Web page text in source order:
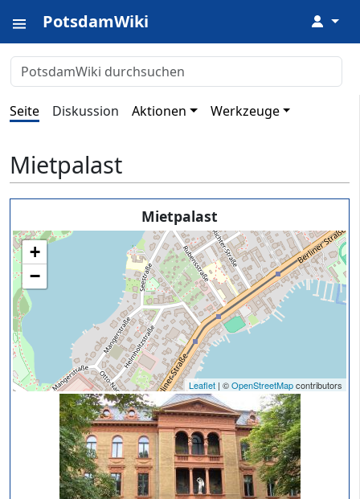
PotsdamWiki ↓
Seite Diskussion Aktionen Werkzeuge
Mietpalast
Mietpalast
+
−
Leaflet | ©OpenStreetMapcontributors